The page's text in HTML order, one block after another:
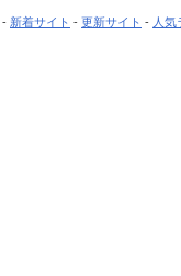
- 新着サイト - 更新サイト - 人